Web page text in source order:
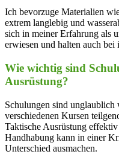
Ich bevorzuge Materialien
extrem langlebig und
sich in meiner Erfahrung als
erwiesen und halten auch
Wie wichtig sind
Ausrüstung?
Schulungen sind unglaublich
verschiedenen Kursen
Taktische Ausrüstung
Handhabung kann in einer
Unterschied ausmachen.